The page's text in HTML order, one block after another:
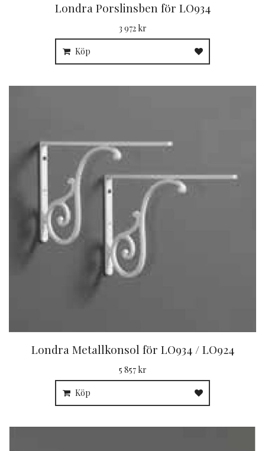
Londra Porslinsben för LO934
3 972 kr
Köp
Londra Metallkonsol för LO934 / LO924
5 857 kr
Köp